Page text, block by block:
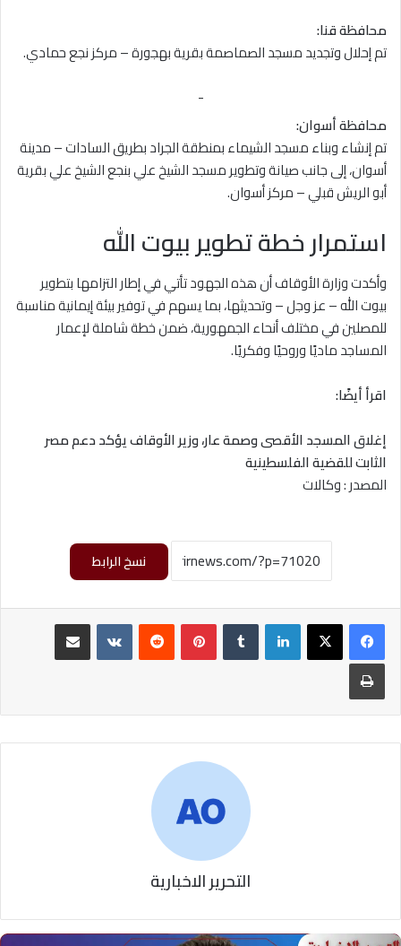
محافظة قنا:
تم إحلال وتجديد مسجد الصماصمة بقرية بهجورة – مركز نجع حمادي.
-
محافظة أسوان:
تم إنشاء وبناء مسجد الشيماء بمنطقة الجراد بطريق السادات – مدينة
أسوان، إلى جانب صيانة وتطوير مسجد الشيخ علي بنجع الشيخ علي بقرية
أبو الريش قبلي – مركز أسوان.
استمرار خطة تطوير بيوت الله
وأكدت وزارة الأوقاف أن هذه الجهود تأتي في إطار التزامها بتطوير
بيوت الله – عز وجل – وتحديثها، بما يسهم في توفير بيئة إيمانية مناسبة
للمصلين في مختلف أنحاء الجمهورية، ضمن خطة شاملة لإعمار
المساجد ماديًا وروحيًا وفكريًا.
اقرأ أيضًا:
إغلاق المسجد الأقصى وصمة عار، وزير الأوقاف يؤكد دعم مصر
الثابت للقضية الفلسطينية
المصدر : وكالات
نسخ الرابط
لينكدإن بينتيريست
طباعة
التحرير الاخبارية